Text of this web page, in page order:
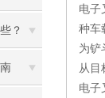
？
电子
种车
为铲
从目
电子